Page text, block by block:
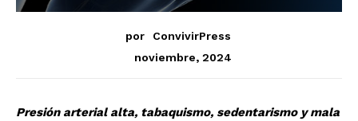
por
ConvivirPress
noviembre, 2024
Presión arterial alta, tabaquismo, sedentarismo y mala